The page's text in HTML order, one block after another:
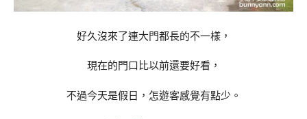
好久沒來了連大門都長的不一樣，
現在的門口比以前還要好看，
不過今天是假日，怎遊客感覺有點少。